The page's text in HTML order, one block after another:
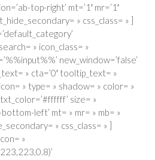
top-right’ mt=’1′ mr=’1′
» css_class= » ]
» icon_class= »
new_window=’false’
» cta=’0′ tooltip_text= »
» type= » shadow= » color= »
size= »
left’ mt= » mr= » mb= »
» css_class= » ]
»